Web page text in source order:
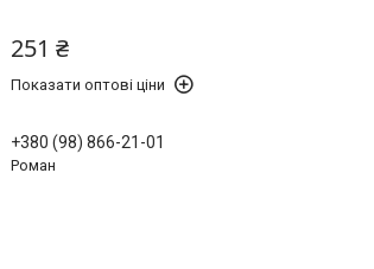
251 ₴
Показати оптові ціни
+380 (98) 866-21-01
Роман